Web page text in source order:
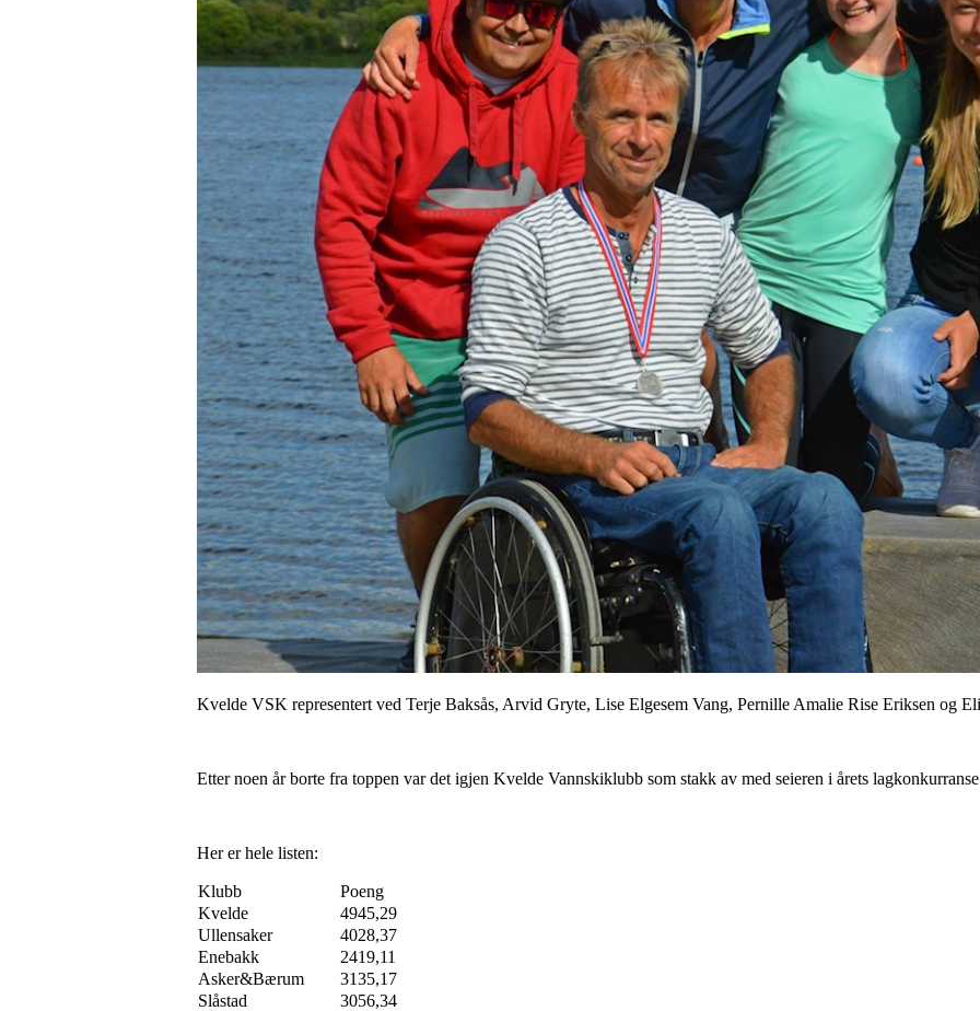
Kvelde VSK representert ved Terje Baksås, Arvid Gryte, Lise Elgesem Vang, Pernille Amalie Rise Eriksen og
Etter noen år borte fra toppen var det igjen Kvelde Vannskiklubb som stakk av med seieren i årets
Her er hele listen:
Klubb
Poeng
Kvelde
4945,29
Ullensaker
4028,37
Enebakk
2419,11
Asker&Bærum
3135,17
Slåstad
3056,34